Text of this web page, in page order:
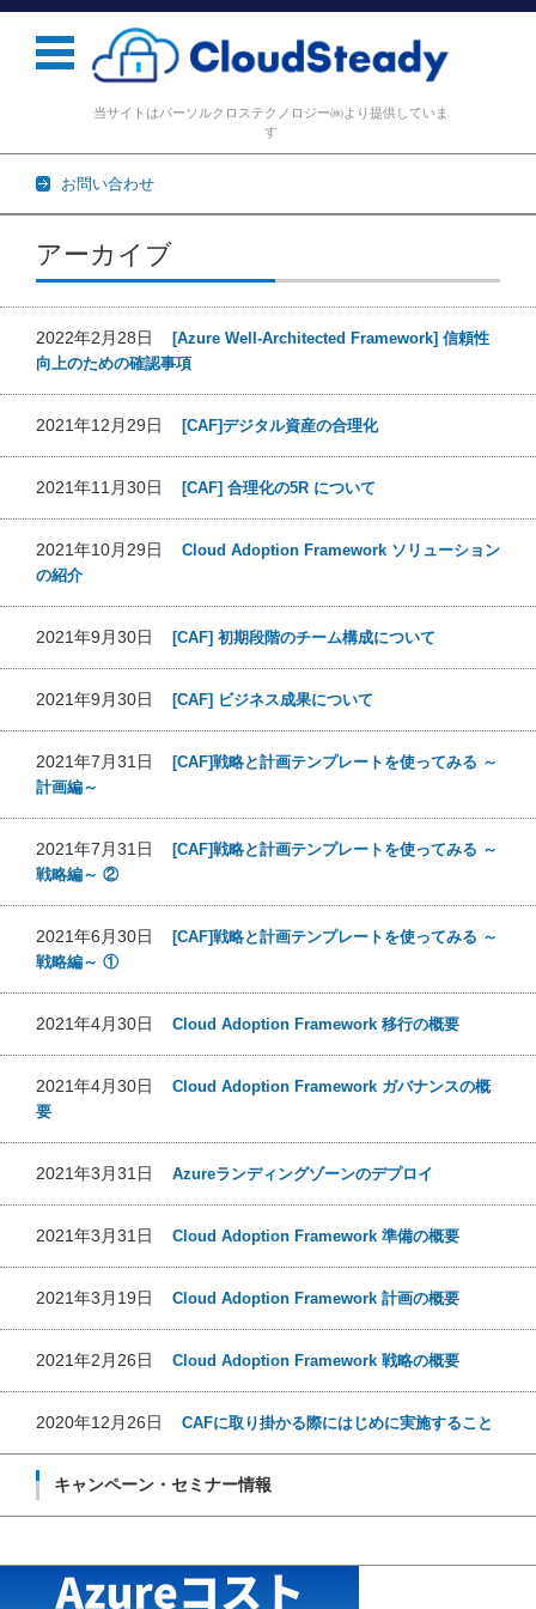
当サイトはパーソルクロステクノロジー㈱より提供していま
す
お問い合わせ
コンテンツに移動
アーカイブ
2022年2月28日 [Azure Well-Architected Framework] 信頼性
向上のための確認事項
2021年12月29日 [CAF]デジタル資産の合理化
2021年11月30日 [CAF] 合理化の5R について
2021年10月29日 Cloud Adoption Framework ソリューション
の紹介
2021年9月30日 [CAF] 初期段階のチーム構成について
2021年9月30日 [CAF] ビジネス成果について
2021年7月31日 [CAF]戦略と計画テンプレートを使ってみる ～
計画編～
2021年7月31日 [CAF]戦略と計画テンプレートを使ってみる ～
戦略編～ ②
2021年6月30日 [CAF]戦略と計画テンプレートを使ってみる ～
戦略編～ ①
2021年4月30日 Cloud Adoption Framework 移行の概要
2021年4月30日 Cloud Adoption Framework ガバナンスの概
要
2021年3月31日 Azureランディングゾーンのデプロイ
2021年3月31日 Cloud Adoption Framework 準備の概要
2021年3月19日 Cloud Adoption Framework 計画の概要
2021年2月26日 Cloud Adoption Framework 戦略の概要
2020年12月26日 CAFに取り掛かる際にはじめに実施すること
キャンペーン・セミナー情報